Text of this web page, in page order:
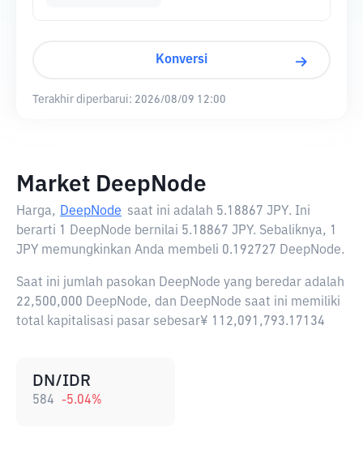
Konversi
Terakhir diperbarui: 2026/08/09 12:00
Market DeepNode
Harga, DeepNode saat ini adalah 5.18867 JPY. Ini
berarti 1 DeepNode bernilai 5.18867 JPY. Sebaliknya, 1
JPY memungkinkan Anda membeli 0.192727 DeepNode.
Saat ini jumlah pasokan DeepNode yang beredar adalah
22,500,000 DeepNode, dan DeepNode saat ini memiliki
total kapitalisasi pasar sebesar¥ 112,091,793.17134
DN/IDR
584 -5.04%